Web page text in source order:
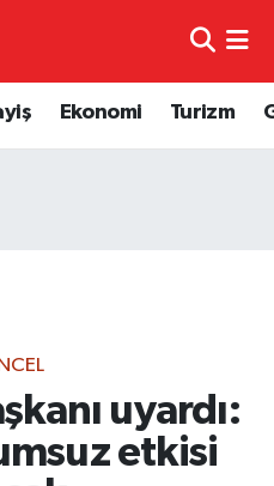
Ekonomi Turizm
uyardı:
etkisi